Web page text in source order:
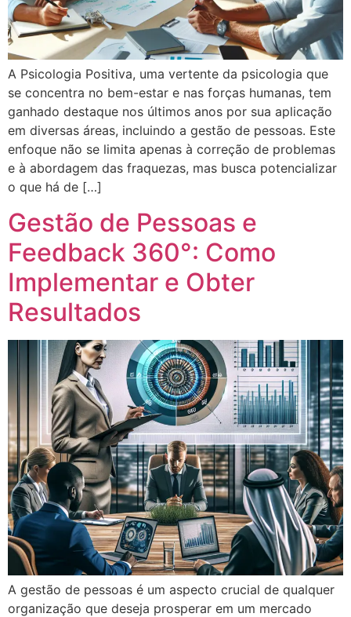
A Psicologia Positiva, uma vertente da psicologia que
se concentra no bem-estar e nas forças humanas, tem
ganhado destaque nos últimos anos por sua aplicação
em diversas áreas, incluindo a gestão de pessoas. Este
enfoque não se limita apenas à correção de problemas
e à abordagem das fraquezas, mas busca potencializar
o que há de […]
Gestão de Pessoas e
Feedback 360°: Como
Implementar e Obter
Resultados
A gestão de pessoas é um aspecto crucial de qualquer
organização que deseja prosperar em um mercado